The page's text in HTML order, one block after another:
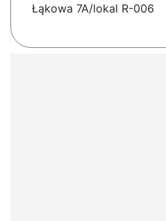
Łąkowa 7A/lokal R-006